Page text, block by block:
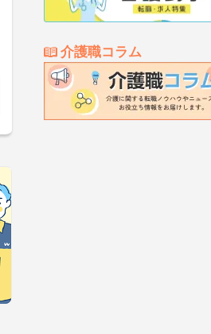
介護職コラム